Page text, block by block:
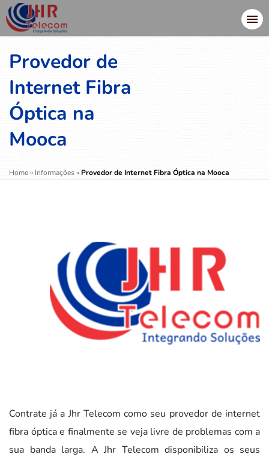
Provedor de
Internet Fibra
Óptica na
Mooca
Home» Informações» Provedor de Internet Fibra Óptica na Mooca
Contrate já a Jhr Telecom como seu provedor de internet
fibra óptica e finalmente se veja livre de problemas com a
sua banda larga. A Jhr Telecom disponibiliza os seus